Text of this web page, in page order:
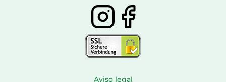
Aviso legal